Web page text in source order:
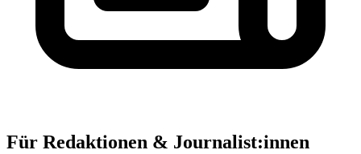
Für Redaktionen & Journalist:innen